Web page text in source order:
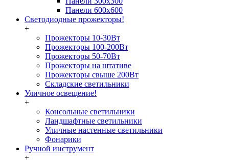
Панели 600х600
Светодиодные прожекторы!
+
Прожекторы 10-30Вт
Прожекторы 100-200Вт
Прожекторы 50-70Вт
Прожекторы на штативе
Прожекторы свыше 200Вт
Складские светильники
Уличное освещение!
+
Консольные светильники
Ландшафтные светильники
Уличные настенные светильники
Фонарики
Ручной инструмент
+